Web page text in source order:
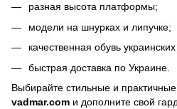
разная высота платформы;
модели на шнурках и липучке;
качественная обувь
быстрая доставка по Украине.
Выбирайте стильные и
vadmar.com и дополните свой